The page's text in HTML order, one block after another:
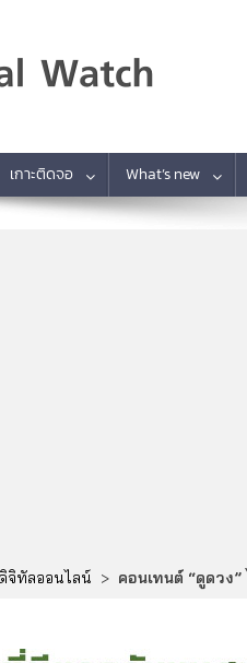
เกาะติดจอ What’s new
จิทัลออนไลน์ > คอนเทนต์ “ดูดวง”